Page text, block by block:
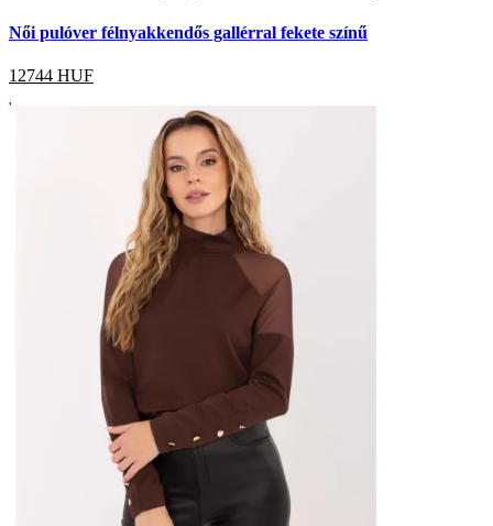
Női pulóver félnyakkendős gallérral fekete színű
12744 HUF